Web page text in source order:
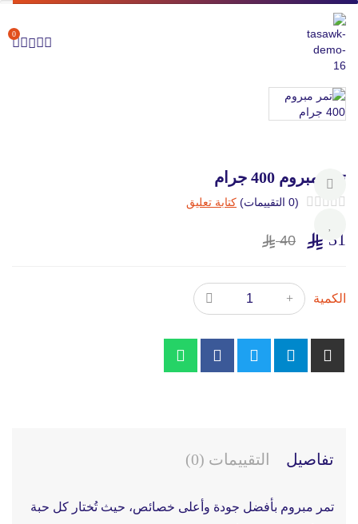
0
تمر مبروم 400 جرام
(0 التقييمات) كتابة تعليق
31
40
الكمية
تفاصيل التقييمات (0)
تمر مبروم بأفضل جودة وأعلى خصائص، حيث تُختار كل حبة